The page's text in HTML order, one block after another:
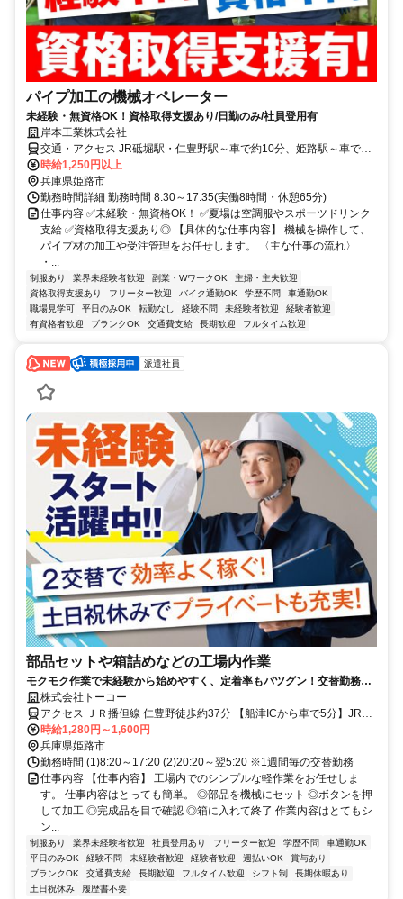
パイプ加工の機械オペレーター
未経験・無資格OK！資格取得支援あり/日勤のみ/社員登用有
岸本工業株式会社
交通・アクセス JR砥堀駅・仁豊野駅～車で約10分、姫路駅～車で約
25分
時給1,250円以上
兵庫県姫路市
勤務時間詳細 勤務時間 8:30～17:35(実働8時間・休憩65分)
仕事内容 ✅未経験・無資格OK！ ✅夏場は空調服やスポーツドリンク
支給 ✅資格取得支援あり◎ 【具体的な仕事内容】 機械を操作して、
パイプ材の加工や受注管理をお任せします。 〈主な仕事の流れ〉
・...
制服あり 業界未経験者歓迎 副業・WワークOK
主婦・主夫歓迎
資格取得支援あり
フリーター歓迎 バイク通勤OK 学歴不問
車通勤OK
職場見学可
平日のみOK 転勤なし 経験不問 未経験者歓迎
経験者歓迎
有資格者歓迎
ブランクOK 交通費支給 長期歓迎 フルタイム歓迎
派遣社員
部品セットや箱詰めなどの工場内作業
モクモク作業で未経験から始めやすく、定着率もバツグン！交替勤務で
しっかり稼げて、土日祝休み＆長期休暇もあり◎
株式会社トーコー
アクセス ＪＲ播但線 仁豊野徒歩約37分 【船津ICから車で5分】JR仁
豊野駅から車で8分 ＊マイカー通勤OK
時給1,280円～1,600円
兵庫県姫路市
勤務時間 (1)8:20～17:20 (2)20:20～翌5:20 ※1週間毎の交替勤務
仕事内容 【仕事内容】 工場内でのシンプルな軽作業をお任せしま
す。 仕事内容はとっても簡単。 ◎部品を機械にセット ◎ボタンを押
して加工 ◎完成品を目で確認 ◎箱に入れて終了 作業内容はとてもシ
ン...
制服あり 業界未経験者歓迎 社員登用あり フリーター歓迎 学歴不問
車通勤OK
平日のみOK
経験不問 未経験者歓迎 経験者歓迎 週払いOK
賞与あり
ブランクOK
交通費支給 長期歓迎 フルタイム歓迎 シフト制
長期休暇あり
土日祝休み
履歴書不要